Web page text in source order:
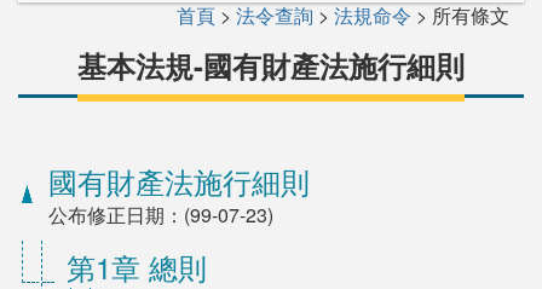
首頁 > 法令查詢 > 法規命令 > 所有條文
基本法規-國有財產法施行細則
國有財產法施行細則
公布修正日期：(99-07-23)
第1章 總則